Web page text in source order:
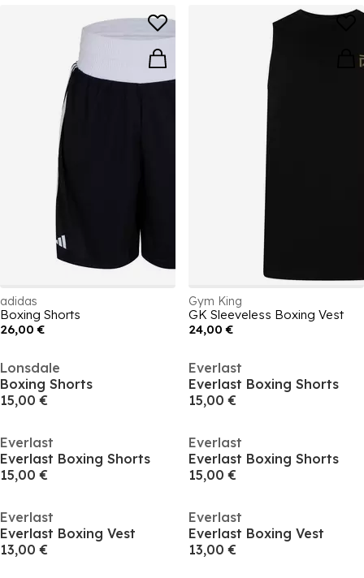
adidas
Boxing Shorts
26,00 €
Gym King
GK Sleeveless Boxing Vest
24,00 €
Lonsdale
Boxing Shorts
15,00 €
Everlast
Everlast Boxing Shorts
15,00 €
Everlast
Everlast Boxing Shorts
15,00 €
Everlast
Everlast Boxing Shorts
15,00 €
Everlast
Everlast Boxing Vest
13,00 €
Everlast
Everlast Boxing Vest
13,00 €